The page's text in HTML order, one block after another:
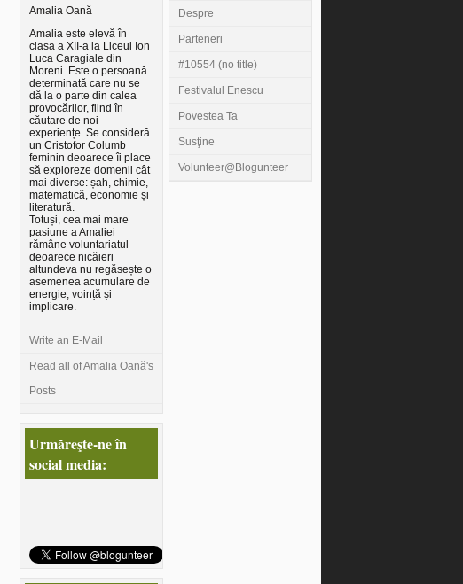
Amalia Oană
Amalia este elevă în
clasa a XII-a la Liceul Ion
Luca Caragiale din
Moreni. Este o persoană
determinată care nu se
dă la o parte din calea
provocărilor, fiind în
căutare de noi
experiențe. Se consideră
un Cristofor Columb
feminin deoarece îi place
să exploreze domenii cât
mai diverse: șah, chimie,
matematică, economie și
literatură.
Totuși, cea mai mare
pasiune a Amaliei
rămâne voluntariatul
deoarece nicăieri
altundeva nu regăsește o
asemenea acumulare de
energie, voință și
implicare.
Write an E-Mail
Read all of Amalia Oană's
Posts
Urmăreşte-ne în
social media:
Despre
Parteneri
#10554 (no title)
Festivalul Enescu
Povestea Ta
Susţine
Volunteer@Blogunteer